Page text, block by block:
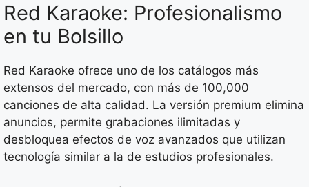
Red Karaoke: Profesionalismo
en tu Bolsillo
Red Karaoke ofrece uno de los catálogos más
extensos del mercado, con más de 100,000
canciones de alta calidad. La versión premium elimina
anuncios, permite grabaciones ilimitadas y
desbloquea efectos de voz avanzados que utilizan
tecnología similar a la de estudios profesionales.